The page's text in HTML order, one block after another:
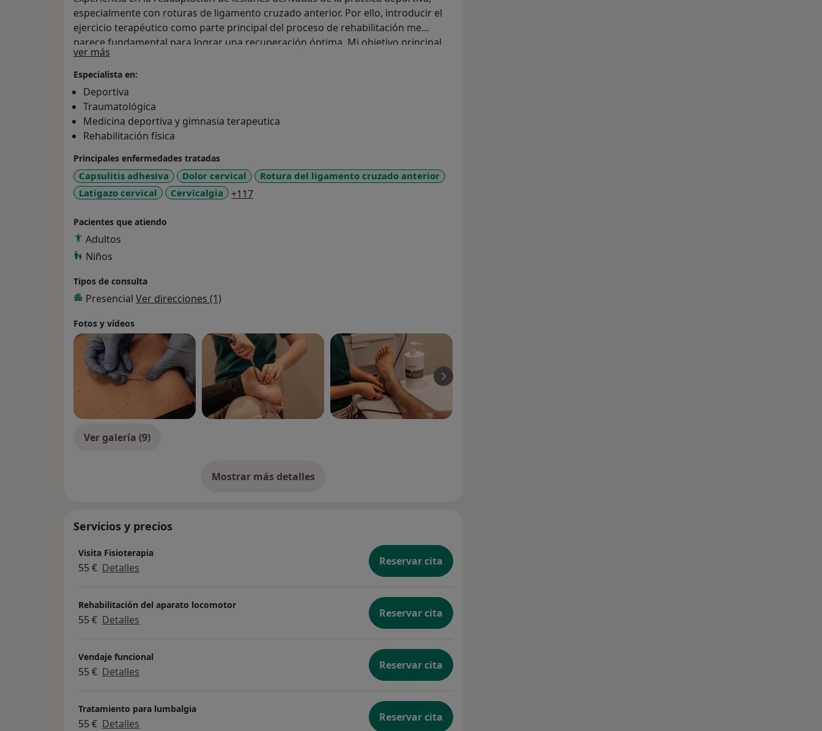
especialmente con roturas de ligamento cruzado anterior. Por ello, introducir el
ejercicio terapéutico como parte principal del proceso de rehabilitación me
parece fundamental para lograr una recuperación óptima. Mi objetivo principal
es acompañarte de primera mano y buscar mejorar tu calidad de vida y bienestar
mediante el proceso que mejor se adapte a tus necesidades.
ver más
Especialista en:
Deportiva
Traumatológica
Medicina deportiva y gimnasia terapeutica
Rehabilitación física
Principales enfermedades tratadas
Capsulitis adhesiva Dolor cervical
Rotura del ligamento cruzado anterior
Latigazo cervical
Cervicalgia +117a11y_sr_more_diseases
Pacientes que atiendo
Adultos
Niños
Tipos de consulta
Presencial Ver direcciones (1)
Fotos y vídeos
Ver galería (9)
Mostrar más detalles
sobre la experiencia
Servicios y precios
Visita Fisioterapia
55 € Detalles Reservar cita
Rehabilitación del aparato locomotor
55 € Detalles Reservar cita
Vendaje funcional
55 € Detalles Reservar cita
Tratamiento para lumbalgia
55 € Detalles Reservar cita